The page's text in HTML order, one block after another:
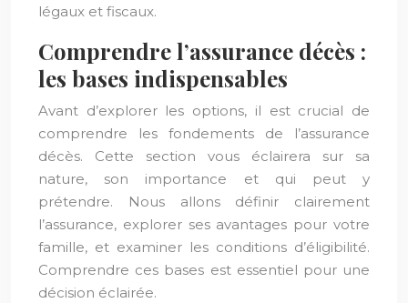
légaux et fiscaux.
Comprendre l’assurance décès :
les bases indispensables
Avant d’explorer les options, il est crucial de
comprendre les fondements de l’assurance
décès. Cette section vous éclairera sur sa
nature, son importance et qui peut y
prétendre. Nous allons définir clairement
l’assurance, explorer ses avantages pour votre
famille, et examiner les conditions d’éligibilité.
Comprendre ces bases est essentiel pour une
décision éclairée.